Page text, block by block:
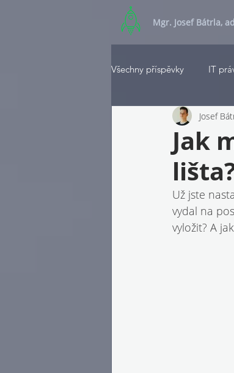
Mgr. Josef Bátrla,
Všechny příspěvky IT
Jak
Josef
Už jste
vydal na
vyložit? A